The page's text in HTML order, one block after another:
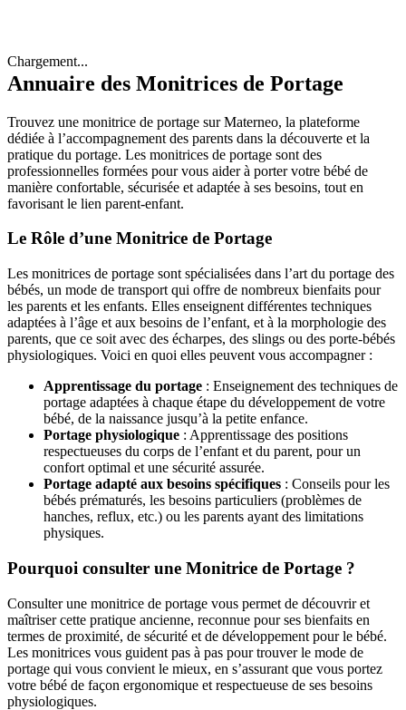
Chargement...
Annuaire des Monitrices de Portage
Trouvez une monitrice de portage sur Materneo, la plateforme
dédiée à l’accompagnement des parents dans la découverte et la
pratique du portage. Les monitrices de portage sont des
professionnelles formées pour vous aider à porter votre bébé de
manière confortable, sécurisée et adaptée à ses besoins, tout en
favorisant le lien parent-enfant.
Le Rôle d’une Monitrice de Portage
Les monitrices de portage sont spécialisées dans l’art du portage des
bébés, un mode de transport qui offre de nombreux bienfaits pour
les parents et les enfants. Elles enseignent différentes techniques
adaptées à l’âge et aux besoins de l’enfant, et à la morphologie des
parents, que ce soit avec des écharpes, des slings ou des porte-bébés
physiologiques. Voici en quoi elles peuvent vous accompagner :
Apprentissage du portage : Enseignement des techniques de
portage adaptées à chaque étape du développement de votre
bébé, de la naissance jusqu’à la petite enfance.
Portage physiologique : Apprentissage des positions
respectueuses du corps de l’enfant et du parent, pour un
confort optimal et une sécurité assurée.
Portage adapté aux besoins spécifiques : Conseils pour les
bébés prématurés, les besoins particuliers (problèmes de
hanches, reflux, etc.) ou les parents ayant des limitations
physiques.
Pourquoi consulter une Monitrice de Portage ?
Consulter une monitrice de portage vous permet de découvrir et
maîtriser cette pratique ancienne, reconnue pour ses bienfaits en
termes de proximité, de sécurité et de développement pour le bébé.
Les monitrices vous guident pas à pas pour trouver le mode de
portage qui vous convient le mieux, en s’assurant que vous portez
votre bébé de façon ergonomique et respectueuse de ses besoins
physiologiques.